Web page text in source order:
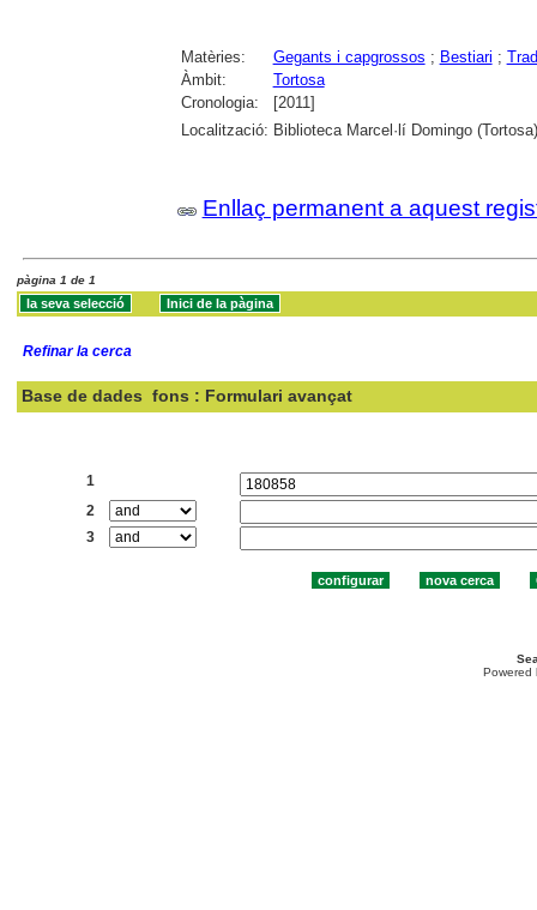
Matèries: Gegants i capgrossos ; Bestiari ;
Àmbit:
Tortosa
Cronologia:
[2011]
Localització: Biblioteca Marcel·lí Domingo
Enllaç permanent a aquest
pàgina 1 de 1
Refinar la cerca
Base de dades fons : Formulari avançat
1
2
3